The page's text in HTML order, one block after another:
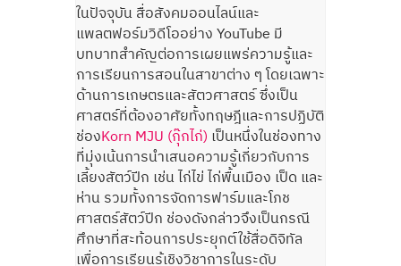
ในปัจจุบัน สื่อสังคมออนไลน์และ
แพลตฟอร์มวิดีโออย่าง YouTube มี
บทบาทสำคัญต่อการเผยแพร่ความรู้และ
การเรียนการสอนในสาขาต่าง ๆ โดยเฉพาะ
ด้านการเกษตรและสัตวศาสตร์ ซึ่งเป็น
ศาสตร์ที่ต้องอาศัยทั้งทฤษฎีและการปฏิบัติ
ช่องKorn MJU (กุ๊กไก่) เป็นหนึ่งในช่องทาง
ที่มุ่งเน้นการนำเสนอความรู้เกี่ยวกับการ
เลี้ยงสัตว์ปีก เช่น ไก่ไข่ ไก่พื้นเมือง เป็ด และ
ห่าน รวมทั้งการจัดการฟาร์มและโภช
ศาสตร์สัตว์ปีก ช่องดังกล่าวจึงเป็นกรณี
ศึกษาที่สะท้อนการประยุกต์ใช้สื่อดิจิทัล
เพื่อการเรียนรู้เชิงวิชาการในระดับ